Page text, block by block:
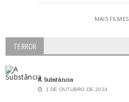
MAIS FILMES
TERROR
A Substância
1 DE OUTUBRO DE 2024